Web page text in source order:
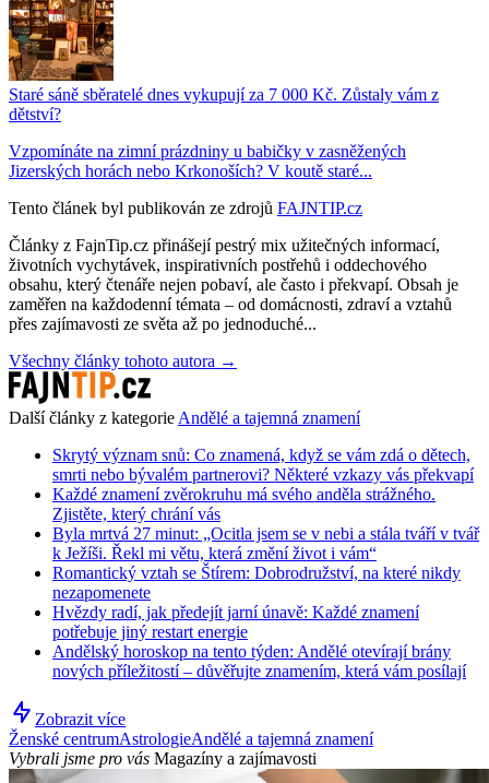
Staré sáně sběratelé dnes vykupují za 7 000 Kč. Zůstaly vám z
dětství?
Vzpomínáte na zimní prázdniny u babičky v zasněžených
Jizerských horách nebo Krkonoších? V koutě staré...
Tento článek byl publikován ze zdrojů FAJNTIP.cz
Články z FajnTip.cz přinášejí pestrý mix užitečných informací,
životních vychytávek, inspirativních postřehů i oddechového
obsahu, který čtenáře nejen pobaví, ale často i překvapí. Obsah je
zaměřen na každodenní témata – od domácnosti, zdraví a vztahů
přes zajímavosti ze světa až po jednoduché...
Všechny články tohoto autora →
Další články z kategorieAndělé a tajemná znamení
Skrytý význam snů: Co znamená, když se vám zdá o dětech,
smrti nebo bývalém partnerovi? Některé vzkazy vás překvapí
Každé znamení zvěrokruhu má svého anděla strážného.
Zjistěte, který chrání vás
Byla mrtvá 27 minut: „Ocitla jsem se v nebi a stála tváří v tvář
k Ježíši. Řekl mi větu, která změní život i vám“
Romantický vztah se Štírem: Dobrodružství, na které nikdy
nezapomenete
Hvězdy radí, jak předejít jarní únavě: Každé znamení
potřebuje jiný restart energie
Andělský horoskop na tento týden: Andělé otevírají brány
nových příležitostí – důvěřujte znamením, která vám posílají
Zobrazit více
Ženské centrumAstrologieAndělé a tajemná znamení
Vybrali jsme pro vás Magazíny a zajímavosti